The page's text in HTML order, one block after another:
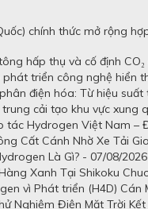
chính thức mở rộng
hấp thụ và cố định
phát triển công nghệ hiển
điện hóa: Từ hiệu
cải tạo khu vực xung
tác Hydrogen Việt Nam –
Cất Cánh Nhờ Xe Tải
Là Gì? - 07/08/2026
Xanh Tại Shikoku
vì Phát triển (H4D) Cán
Nghiệm Điện Mặt Trời